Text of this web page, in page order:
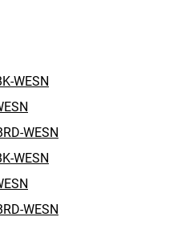
WESN
WESN
WESN
WESN